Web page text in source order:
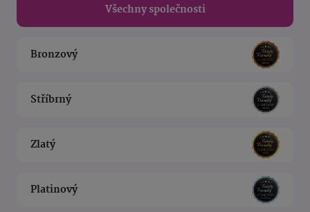
Všechny společnosti
Bronzový
Stříbrný
Zlatý
Platinový